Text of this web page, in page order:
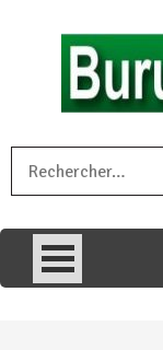
umariye
uri ngaha